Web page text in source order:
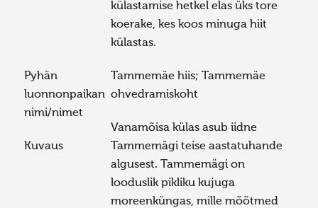
külastamise hetkel elas üks tore
koerake, kes koos minuga hiit
külastas.
Pyhän
luonnonpaikan
nimi/nimet
Tammemäe hiis; Tammemäe
ohvedramiskoht
Kuvaus
Vanamõisa külas asub iidne
Tammemägi teise aastatuhande
algusest. Tammemägi on
looduslik pikliku kujuga
moreenküngas, mille mõõtmed